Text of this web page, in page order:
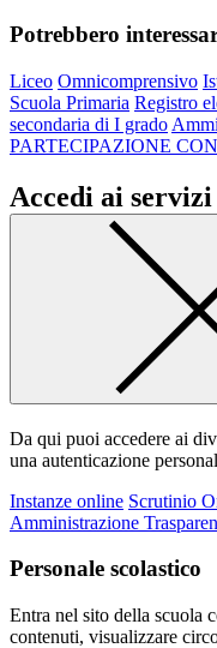
Potrebbero
Liceo Omnicomprensivo
Scuola Primaria Registro
secondaria di I grado
PARTECIPAZIONE
Accedi ai servizi
Da qui puoi accedere ai
una autenticazione
Instanze online Scrutinio
Amministrazione
Personale scolastico
Entra nel sito della scuola
contenuti, visualizzare